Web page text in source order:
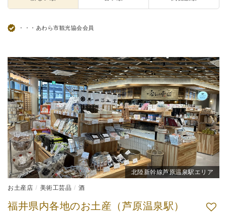
・・・あわら市観光協会会員
北陸新幹線芦原温泉駅エリア
お土産店 美術工芸品 酒
福井県内各地のお土産（芦原温泉駅）